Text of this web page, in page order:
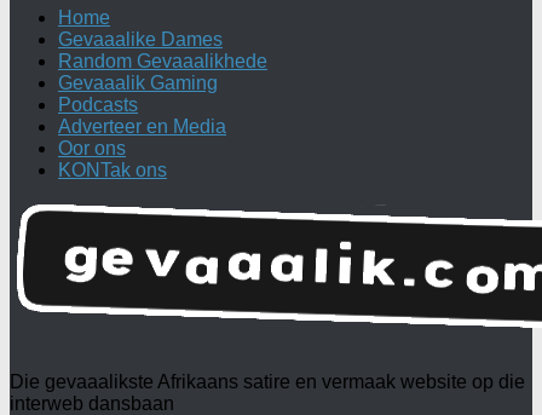
Home
Gevaaalike Dames
Random Gevaaalikhede
Gevaaalik Gaming
Podcasts
Adverteer en Media
Oor ons
KONTak ons
Die gevaaalikste Afrikaans satire en vermaak website op die
interweb dansbaan